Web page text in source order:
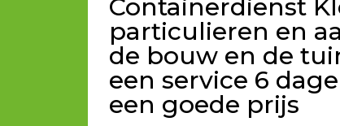
Containerdienst
particulieren en
de bouw en de
een service 6
een goede prijs